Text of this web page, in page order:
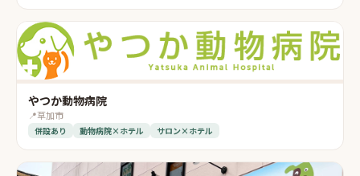
やつか動物病院
📍草加市
併設あり 動物病院×ホテル サロン×ホテル